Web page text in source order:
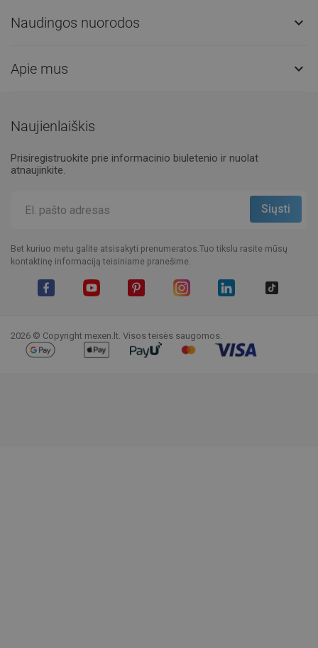
Naudingos nuorodos 
Apie mus 
Naujienlaiškis
Prisiregistruokite prie informacinio biuletenio ir nuolat
atnaujinkite.
Bet kuriuo metu galite atsisakyti prenumeratos.Tuo tikslu rasite mūsų
kontaktinę informaciją teisiniame pranešime.
2026 © Copyright mexen.lt. Visos teisės saugomos.